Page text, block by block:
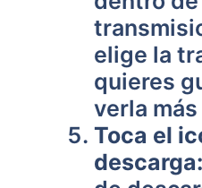
elige la
quieres
verla
Toca el
descarga: